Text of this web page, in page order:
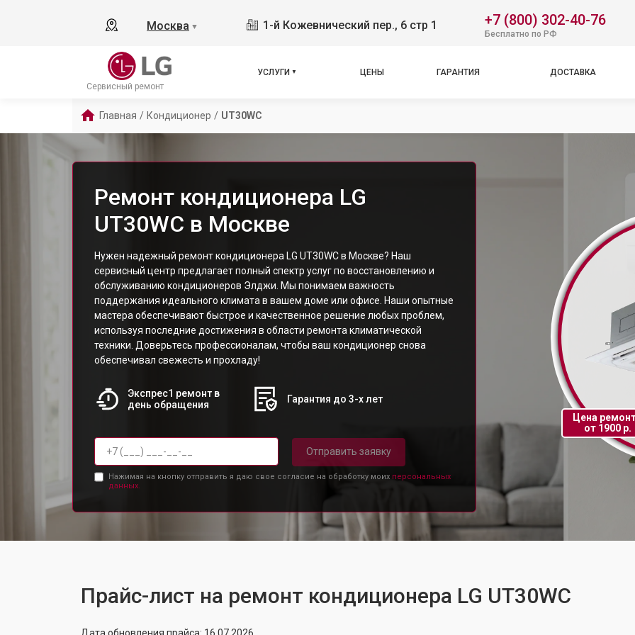
Москва ▼ 1-й Кожевнический пер., 6 стр 1 +7 (800) 302-40-76
Бесплатно по РФ
Сервисный ремонт
УСЛУГИ ЦЕНЫ ГАРАНТИЯ ДОСТАВКА
Главная / Кондиционер / UT30WC
Ремонт кондиционера LG
UT30WC в Москве
Нужен надежный ремонт кондиционера LG UT30WC в Москве? Наш
сервисный центр предлагает полный спектр услуг по восстановлению и
обслуживанию кондиционеров Элджи. Мы понимаем важность
поддержания идеального климата в вашем доме или офисе. Наши опытные
мастера обеспечивают быстрое и качественное решение любых проблем,
используя последние достижения в области ремонта климатической
техники. Доверьтесь профессионалам, чтобы ваш кондиционер снова
обеспечивал свежесть и прохладу!
Экспрес1 ремонт в
день обращения
Гарантия до 3-х лет
Отправить заявку
Нажимая на кнопку отправить я даю свое согласие на обработку моих персональных
данных.
Цена
от 1900 р.
Прайс-лист на ремонт кондиционера LG UT30WC
Дата обновления прайса: 16.07.2026